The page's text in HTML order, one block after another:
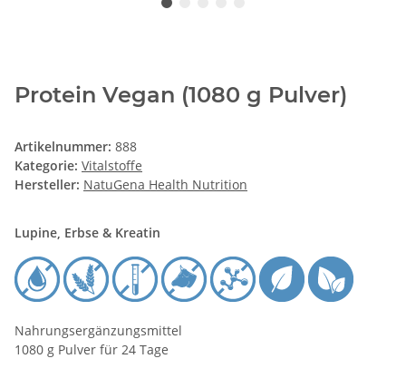
Protein Vegan (1080 g Pulver)
Artikelnummer: 888
Kategorie: Vitalstoffe
Hersteller: NatuGena Health Nutrition
Lupine, Erbse & Kreatin
Nahrungsergänzungsmittel
1080 g Pulver für 24 Tage